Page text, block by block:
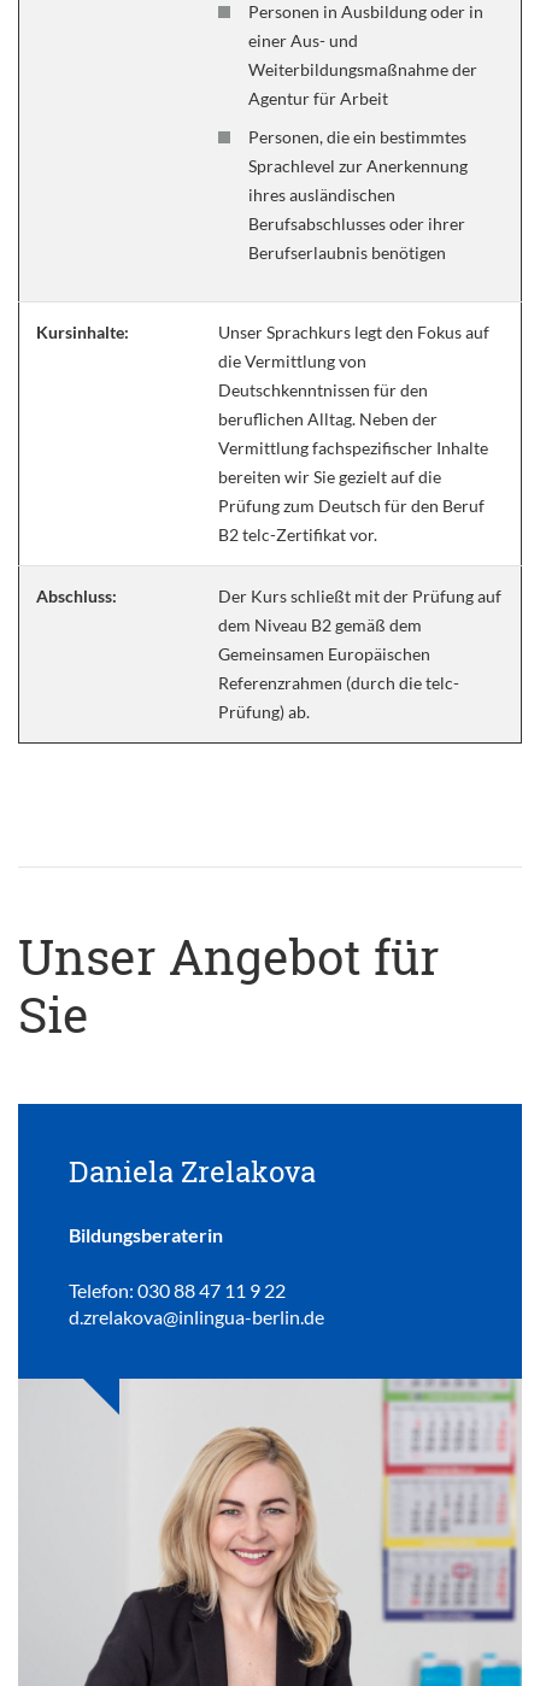
Personen in Ausbildung oder in
einer Aus- und
Weiterbildungsmaßnahme der
Agentur für Arbeit
Personen, die ein bestimmtes
Sprachlevel zur Anerkennung
ihres ausländischen
Berufsabschlusses oder ihrer
Berufserlaubnis benötigen
Kursinhalte:
Unser Sprachkurs legt den Fokus auf
die Vermittlung von
Deutschkenntnissen für den
beruflichen Alltag. Neben der
Vermittlung fachspezifischer Inhalte
bereiten wir Sie gezielt auf die
Prüfung zum Deutsch für den Beruf
B2 telc-Zertifikat vor.
Abschluss:
Der Kurs schließt mit der Prüfung auf
dem Niveau B2 gemäß dem
Gemeinsamen Europäischen
Referenzrahmen (durch die telc-
Prüfung) ab.
Unser Angebot für
Sie
Daniela Zrelakova
Bildungsberaterin
Telefon: 030 88 47 11 9 22
d.zrelakova@inlingua-berlin.de